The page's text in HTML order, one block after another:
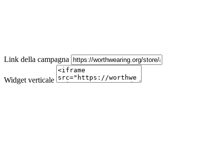
Link della campagna
Widget verticale